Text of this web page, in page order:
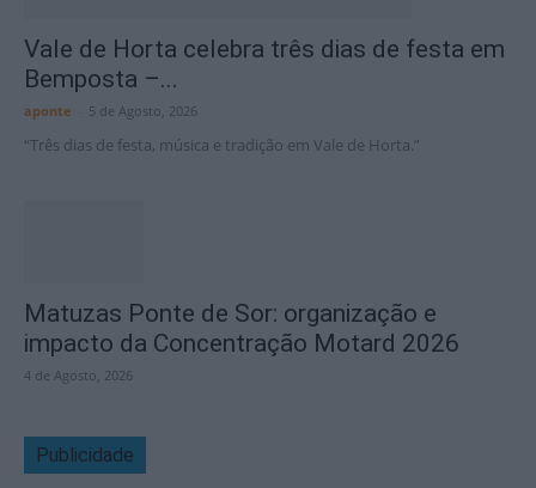
Vale de Horta celebra três dias de festa em
Bemposta –...
aponte 5 de Agosto, 2026
“Três dias de festa, música e tradição em Vale de Horta.”
Matuzas Ponte de Sor: organização e
impacto da Concentração Motard 2026
4 de Agosto, 2026
Publicidade